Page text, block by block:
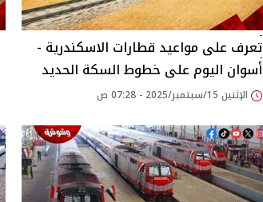
تعرف على مواعيد قطارات الاسكندرية -
أسوان اليوم على خطوط السكة الحديد
الإثنين 15/سبتمبر/2025 - 07:28 ص